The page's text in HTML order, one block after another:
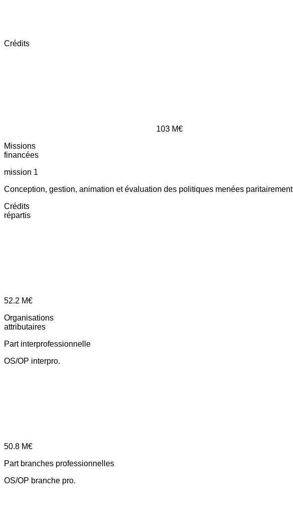
Crédits
103 M€
Missions
financées
mission 1
Conception, gestion, animation et évaluation des politiques menées paritairement
Crédits
répartis
52.2 M€
Organisations
attributaires
Part interprofessionnelle
OS/OP interpro.
50.8 M€
Part branches professionnelles
OS/OP branche pro.